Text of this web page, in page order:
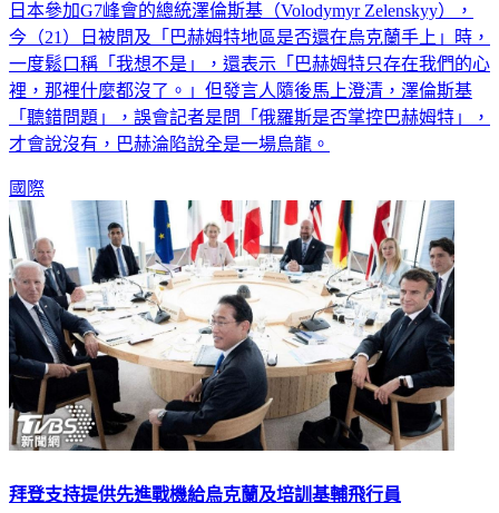
日本參加G7峰會的總統澤倫斯基（Volodymyr Zelenskyy），
今（21）日被問及「巴赫姆特地區是否還在烏克蘭手上」時，
一度鬆口稱「我想不是」，還表示「巴赫姆特只存在我們的心
裡，那裡什麼都沒了。」但發言人隨後馬上澄清，澤倫斯基
「聽錯問題」，誤會記者是問「俄羅斯是否掌控巴赫姆特」，
才會說沒有，巴赫淪陷說全是一場烏龍。
國際
拜登支持提供先進戰機給烏克蘭及培訓基輔飛行員